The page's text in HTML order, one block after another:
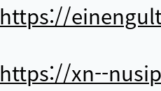
https://
https://xn--